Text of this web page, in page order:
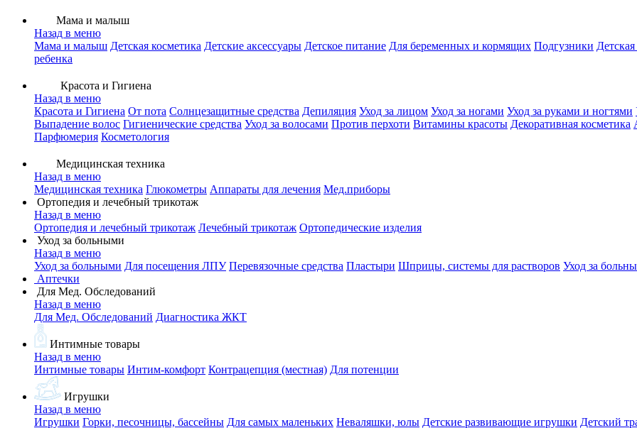
Мама и малыш
Назад в меню
Мама и малыш Детская косметика Детские аксессуары Детское питание Для беременных и кормящих Подгузники
ребенка
Красота и Гигиена
Назад в меню
Красота и Гигиена От пота Солнцезащитные средства Депиляция Уход за лицом Уход за ногами Уход за руками и ногтями
Выпадение волос Гигиенические средства Уход за волосами Против перхоти Витамины красоты Декоративная косметика
Парфюмерия Косметология
Медицинская техника
Назад в меню
Медицинская техника Глюкометры Аппараты для лечения Мед.приборы
Ортопедия и лечебный трикотаж
Назад в меню
Ортопедия и лечебный трикотаж Лечебный трикотаж Ортопедические изделия
Уход за больными
Назад в меню
Уход за больными Для посещения ЛПУ Перевязочные средства Пластыри Шприцы, системы для растворов Уход за
Аптечки
Для Мед. Обследований
Назад в меню
Для Мед. Обследований Диагностика ЖКТ
Интимные товары
Назад в меню
Интимные товары Интим-комфорт Контрацепция (местная) Для потенции
Игрушки
Назад в меню
Игрушки Горки, песочницы, бассейны Для самых маленьких Неваляшки, юлы Детские развивающие игрушки Детский